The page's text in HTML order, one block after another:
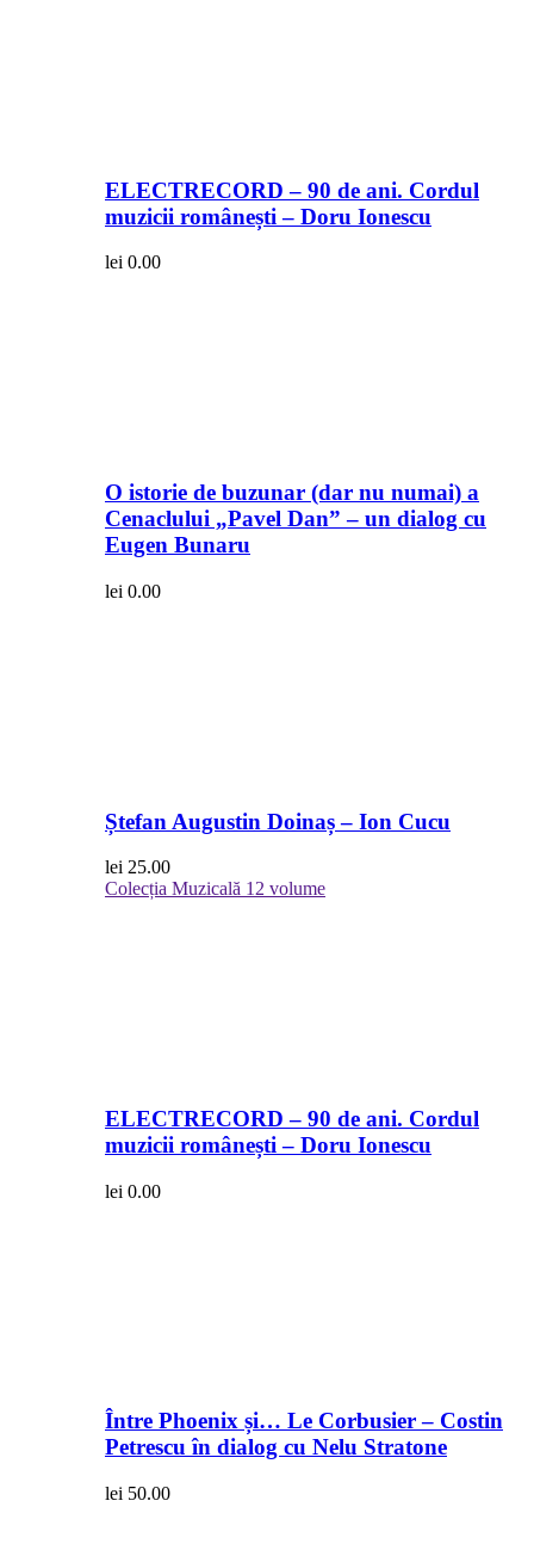
ELECTRECORD – 90 de ani. Cordul
muzicii românești – Doru Ionescu
lei 0.00
O istorie de buzunar (dar nu numai) a
Cenaclului „Pavel Dan” – un dialog cu
Eugen Bunaru
lei 0.00
Ștefan Augustin Doinaș – Ion Cucu
lei 25.00
Colecția Muzicală 12 volume
ELECTRECORD – 90 de ani. Cordul
muzicii românești – Doru Ionescu
lei 0.00
Între Phoenix și… Le Corbusier – Costin
Petrescu în dialog cu Nelu Stratone
lei 50.00